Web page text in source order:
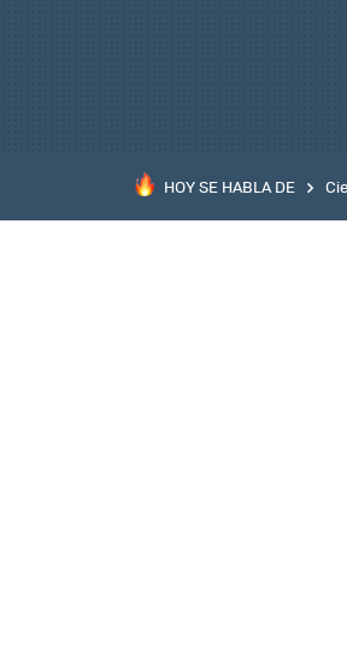
HOY SE HABLA DE